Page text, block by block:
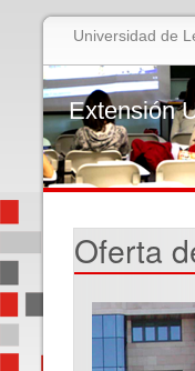
Universidad de
Extensión
Oferta